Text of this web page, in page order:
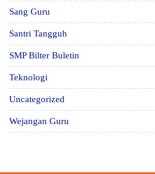
Sang Guru
Santri Tangguh
SMP Bilter Buletin
Teknologi
Uncategorized
Wejangan Guru